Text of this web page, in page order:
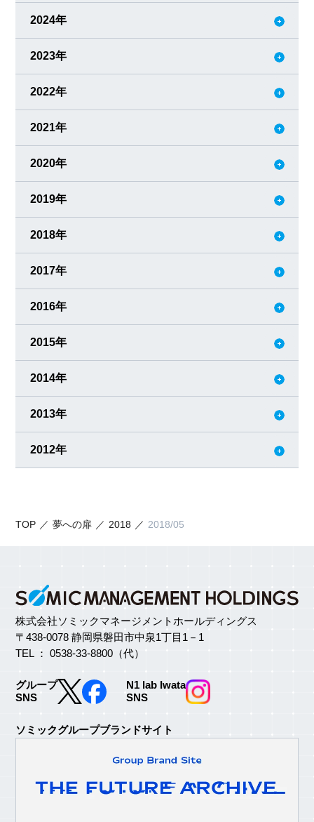
2024年
2023年
2022年
2021年
2020年
2019年
2018年
2017年
2016年
2015年
2014年
2013年
2012年
TOP 夢への扉 2018 2018/05
株式会社ソミックマネージメントホールディングス
〒438-0078 静岡県磐田市中泉1丁目1－1
TEL ： 0538-33-8800（代）
グループ
SNS
N1 lab Iwata
SNS
ソミックグループブランドサイト